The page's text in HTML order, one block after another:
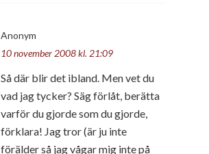
Anonym
10 november 2008 kl. 21:09
Så där blir det ibland. Men vet du
vad jag tycker? Säg förlåt, berätta
varför du gjorde som du gjorde,
förklara! Jag tror (är ju inte
förälder så jag vågar mig inte på